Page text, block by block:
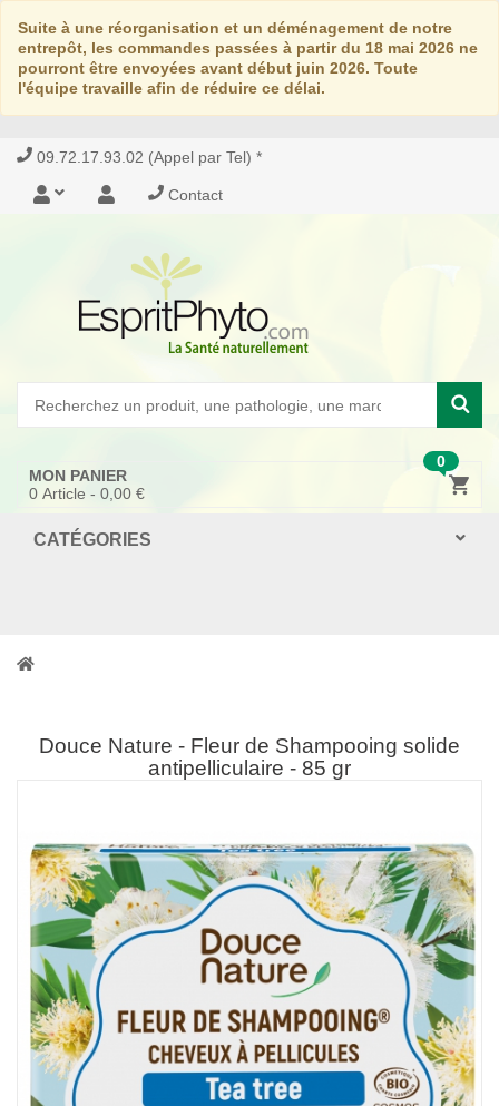
Suite à une réorganisation et un déménagement de notre
entrepôt, les commandes passées à partir du 18 mai 2026 ne
pourront être envoyées avant début juin 2026. Toute
l'équipe travaille afin de réduire ce délai.
09.72.17.93.02 (Appel par Tel) *
Contact
0
MON PANIER
0 Article - 0,00 €
CATÉGORIES
Douce Nature - Fleur de Shampooing solide
antipelliculaire - 85 gr